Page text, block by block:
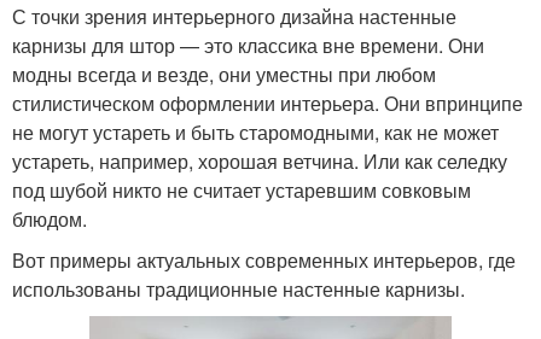
С точки зрения интерьерного дизайна настенные
карнизы для штор — это классика вне времени. Они
модны всегда и везде, они уместны при любом
стилистическом оформлении интерьера. Они впринципе
не могут устареть и быть старомодными, как не может
устареть, например, хорошая ветчина. Или как селедку
под шубой никто не считает устаревшим совковым
блюдом.
Вот примеры актуальных современных интерьеров, где
использованы традиционные настенные карнизы.